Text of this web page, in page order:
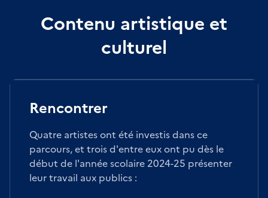
Contenu artistique et
culturel
Rencontrer
Quatre artistes ont été investis dans ce
parcours, et trois d'entre eux ont pu dès le
début de l'année scolaire 2024-25 présenter
leur travail aux publics :